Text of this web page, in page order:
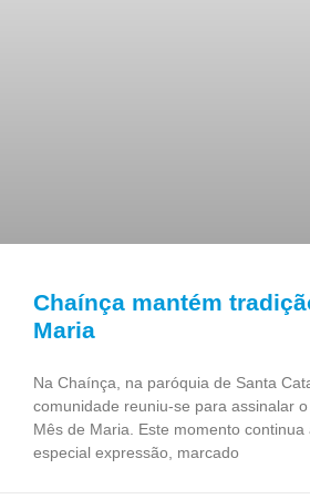
Chaínça mantém
Maria
Na Chaínça, na paróquia de Santa
comunidade reuniu-se para assinalar
Mês de Maria. Este momento continua
especial expressão, marcado